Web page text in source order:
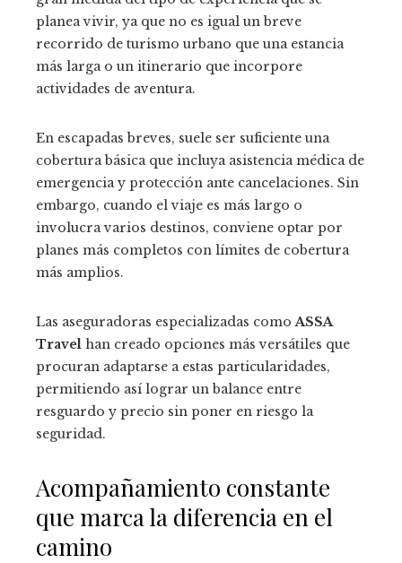
planea vivir, ya que no es igual un breve
recorrido de turismo urbano que una estancia
más larga o un itinerario que incorpore
actividades de aventura.
En escapadas breves, suele ser suficiente una
cobertura básica que incluya asistencia médica de
emergencia y protección ante cancelaciones. Sin
embargo, cuando el viaje es más largo o
involucra varios destinos, conviene optar por
planes más completos con límites de cobertura
más amplios.
Las aseguradoras especializadas comoASSA
Travel han creado opciones más versátiles que
procuran adaptarse a estas particularidades,
permitiendo así lograr un balance entre
resguardo y precio sin poner en riesgo la
seguridad.
Acompañamiento constante
que marca la diferencia en el
camino